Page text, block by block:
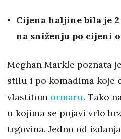
Cijena haljine bila je 2
na sniženju po cijeni
Meghan Markle poznata
stilu i po komadima koje
vlastitom ormaru. Tako
u kojima se pojavi vrlo
trgovina. Jedno od